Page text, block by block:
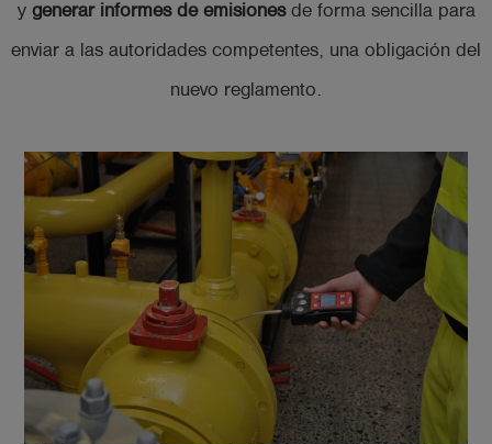
y generar informes de emisiones de forma sencilla para
enviar a las autoridades competentes, una obligación del
nuevo reglamento.